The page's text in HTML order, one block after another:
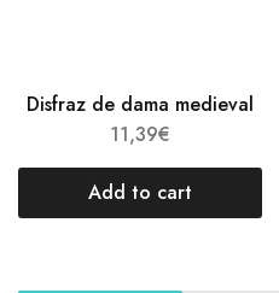
Disfraz de dama medieval
11,39€
Add to cart